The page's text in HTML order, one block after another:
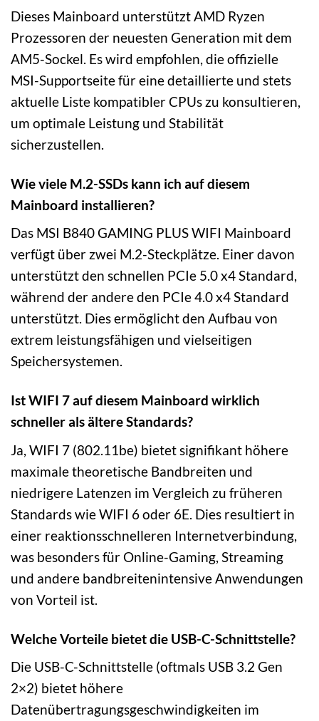
Dieses Mainboard unterstützt AMD Ryzen
Prozessoren der neuesten Generation mit dem
AM5-Sockel. Es wird empfohlen, die offizielle
MSI-Supportseite für eine detaillierte und stets
aktuelle Liste kompatibler CPUs zu konsultieren,
um optimale Leistung und Stabilität
sicherzustellen.
Wie viele M.2-SSDs kann ich auf diesem
Mainboard installieren?
Das MSI B840 GAMING PLUS WIFI Mainboard
verfügt über zwei M.2-Steckplätze. Einer davon
unterstützt den schnellen PCIe 5.0 x4 Standard,
während der andere den PCIe 4.0 x4 Standard
unterstützt. Dies ermöglicht den Aufbau von
extrem leistungsfähigen und vielseitigen
Speichersystemen.
Ist WIFI 7 auf diesem Mainboard wirklich
schneller als ältere Standards?
Ja, WIFI 7 (802.11be) bietet signifikant höhere
maximale theoretische Bandbreiten und
niedrigere Latenzen im Vergleich zu früheren
Standards wie WIFI 6 oder 6E. Dies resultiert in
einer reaktionsschnelleren Internetverbindung,
was besonders für Online-Gaming, Streaming
und andere bandbreitenintensive Anwendungen
von Vorteil ist.
Welche Vorteile bietet die USB-C-Schnittstelle?
Die USB-C-Schnittstelle (oftmals USB 3.2 Gen
2×2) bietet höhere
Datenübertragungsgeschwindigkeiten im